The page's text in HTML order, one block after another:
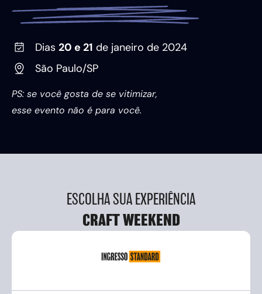
Dias 20 e 21 de janeiro de 2024
São Paulo/SP
PS: se você gosta de se vitimizar,
esse evento não é para você.
ESCOLHA SUA EXPERIÊNCIA
CRAFT WEEKEND